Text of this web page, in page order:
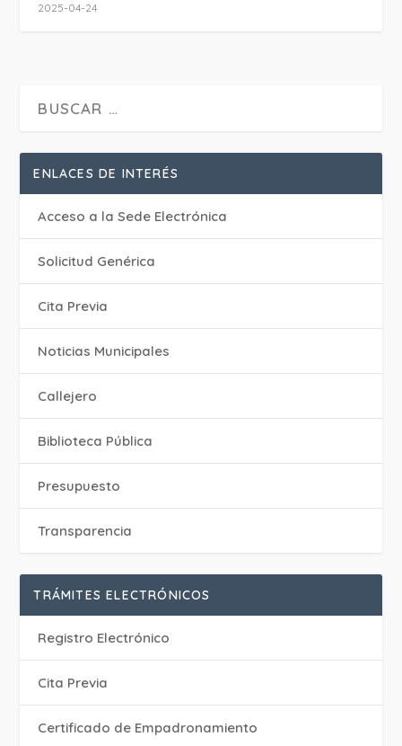
2025-04-24
ENLACES DE INTERÉS
Acceso a la Sede Electrónica
Solicitud Genérica
Cita Previa
‎Noticias Municipales
Callejero
Biblioteca Pública
Presupuesto
Transparencia
TRÁMITES ELECTRÓNICOS
Registro Electrónico
Cita Previa
Certificado de Empadronamiento